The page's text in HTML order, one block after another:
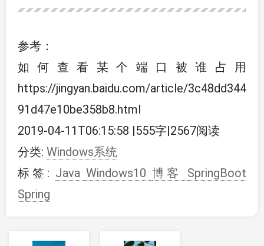
参考：
如何查看某个端口被谁占用
https://jingyan.baidu.com/article/3c48dd344
91d47e10be358b8.html
2019-04-11T06:15:58 |555字|2567阅读
分类: Windows系统
标签: Java Windows10 博客 SpringBoot
Spring